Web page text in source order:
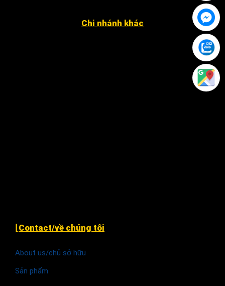
Chi nhánh khác
12 Đặng Phúc Thông, P. An Khê, Q. Thanh Khê, TP.
⌊Contact/về chúng tôi
About us/chủ sở hữu
Sản phẩm